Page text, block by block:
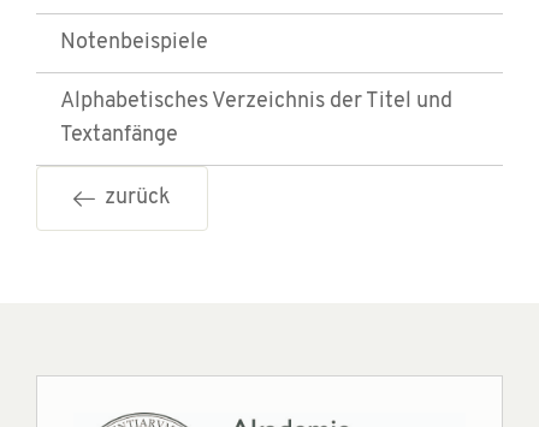
Notenbeispiele
Alphabetisches Verzeichnis der Titel und
Textanfänge
zurück